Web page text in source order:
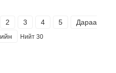
2 3 4 5
Дараа
Нийт 30